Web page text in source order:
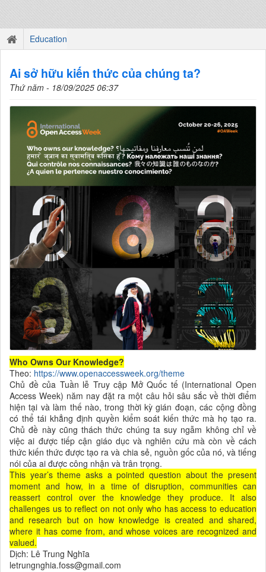
Education
Ai sở hữu kiến thức của chúng ta?
Thứ năm - 18/09/2025 06:37
Who Owns Our Knowledge?
Theo: https://www.openaccessweek.org/theme
Chủ đề của Tuần lễ Truy cập Mở Quốc tế (International Open
Access Week) năm nay đặt ra một câu hỏi sâu sắc về thời điểm
hiện tại và làm thế nào, trong thời kỳ gián đoạn, các cộng đồng
có thể tái khẳng định quyền kiểm soát kiến thức mà họ tạo ra.
Chủ đề này cũng thách thức chúng ta suy ngẫm không chỉ về
việc ai được tiếp cận giáo dục và nghiên cứu mà còn về cách
thức kiến thức được tạo ra và chia sẻ, nguồn gốc của nó, và tiếng
nói của ai được công nhận và trân trọng.
This year’s theme asks a pointed question about the present
moment and how, in a time of disruption, communities can
reassert control over the knowledge they produce. It also
challenges us to reflect on not only who has access to education
and research but on how knowledge is created and shared,
where it has come from, and whose voices are recognized and
valued.
Dịch: Lê Trung Nghĩa
letrungnghia.foss@gmail.com